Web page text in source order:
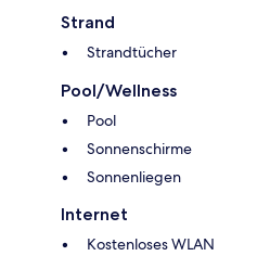
Strand
Strandtücher
Pool/Wellness
Pool
Sonnenschirme
Sonnenliegen
Internet
Kostenloses WLAN